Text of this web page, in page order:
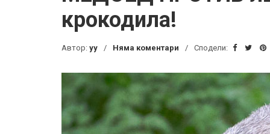
крокодила!
Автор: yy Няма коментари Сподели: